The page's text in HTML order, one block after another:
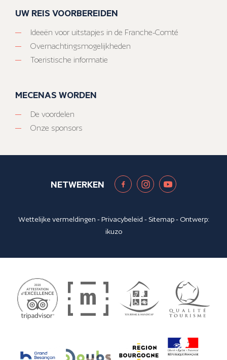
UW REIS VOORBEREIDEN
Ideeën voor uitstapjes in de Franche-Comté
Overnachtingsmogelijkheden
Toeristische informatie
MECENAS WORDEN
De voordelen
Onze sponsors
NETWERKEN
Wettelijke vermeldingen -Privacybeleid - Sitemap- Ontwerp:
ikuzo